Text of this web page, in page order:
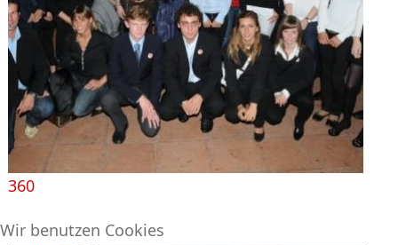
360
Wir benutzen Cookies